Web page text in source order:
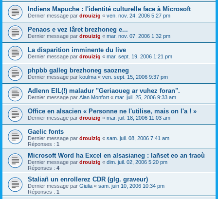
Indiens Mapuche : l'identité culturelle face à Microsoft
Dernier message par drouizig « ven. nov. 24, 2006 5:27 pm
Penaos e vez lâret brezhoneg e...
Dernier message par drouizig « mar. nov. 07, 2006 1:32 pm
La disparition imminente du live
Dernier message par drouizig « mar. sept. 19, 2006 1:21 pm
phpbb galleg brezhoneg saozneg
Dernier message par koulma « ven. sept. 15, 2006 9:37 pm
Adlenn EIL(!) maladur "Geriaoueg ar vuhez foran".
Dernier message par Alan Monfort « mar. juil. 25, 2006 9:33 am
Office en alsacien « Personne ne l'utilise, mais on l'a ! »
Dernier message par drouizig « mar. juil. 18, 2006 11:03 am
Gaelic fonts
Dernier message par drouizig « sam. juil. 08, 2006 7:41 am
Réponses : 1
Microsoft Word ha Excel en alsasianeg : lañset eo an traoù
Dernier message par drouizig « dim. juil. 02, 2006 5:20 pm
Réponses : 4
Staliañ un enrollerez CDR (glg. graveur)
Dernier message par Giulia « sam. juin 10, 2006 10:34 pm
Réponses : 1